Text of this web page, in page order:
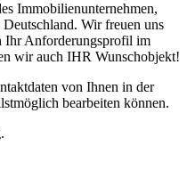
Immobilienunternehmen,
Wir freuen uns
Ihr Anforderungsprofil im
wir auch IHR Wunschobjekt!
von Ihnen in der
bearbeiten können.